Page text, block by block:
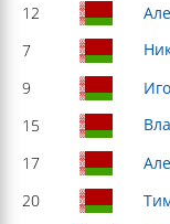
12
7
9
15
17
20